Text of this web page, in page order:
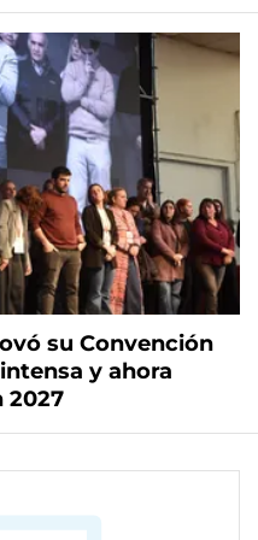
su Convención
y ahora
2027